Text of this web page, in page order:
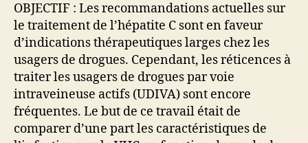
OBJECTIF : Les recommandations actuelles sur
le traitement de l’hépatite C sont en faveur
d’indications thérapeutiques larges chez les
usagers de drogues. Cependant, les réticences à
traiter les usagers de drogues par voie
intraveineuse actifs (UDIVA) sont encore
fréquentes. Le but de ce travail était de
comparer d’une part les caractéristiques de